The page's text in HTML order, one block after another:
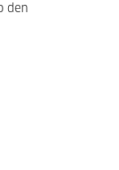
den